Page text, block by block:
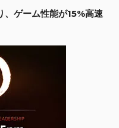
、ゲーム性能が15%高速